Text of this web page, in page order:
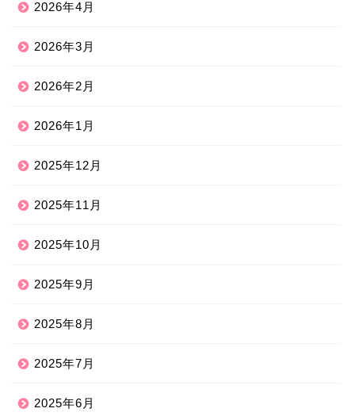
2026年4月
2026年3月
2026年2月
2026年1月
2025年12月
2025年11月
2025年10月
2025年9月
2025年8月
2025年7月
2025年6月